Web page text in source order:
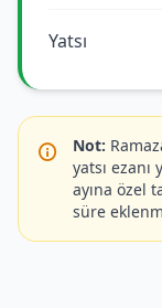
Yatsı
Not:
yatsı ezanı
ayına özel
süre